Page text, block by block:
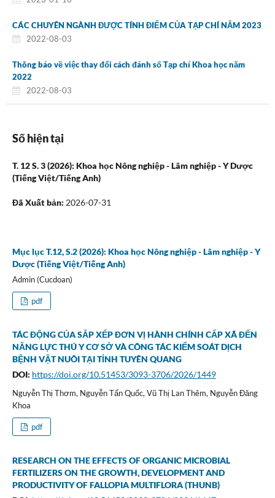
CÁC CHUYÊN NGÀNH ĐƯỢC TÍNH ĐIỂM CỦA TẠP CHÍ NĂM 2023
2022-08-03
Thông báo về việc thay đổi cách đánh số Tạp chí Khoa học năm
2022
2022-08-03
Số hiện tại
T. 12 S. 3 (2026): Khoa học Nông nghiệp - Lâm nghiệp - Y Dược
(Tiếng Việt/Tiếng Anh)
Đã Xuất bản: 2026-07-31
Mục lục T.12, S.2 (2026): Khoa học Nông nghiệp - Lâm nghiệp - Y
Dược (Tiếng Việt/Tiếng Anh)
Admin (Cucdoan)
pdf
TÁC ĐỘNG CỦA SẮP XẾP ĐƠN VỊ HÀNH CHÍNH CẤP XÃ ĐẾN
NĂNG LỰC THÚ Y CƠ SỞ VÀ CÔNG TÁC KIỂM SOÁT DỊCH
BỆNH VẬT NUÔI TẠI TỈNH TUYÊN QUANG
DOI: https://doi.org/10.51453/3093-3706/2026/1449
Nguyễn Thị Thơm, Nguyễn Tấn Quốc, Vũ Thị Lan Thêm, Nguyễn Đăng
Khoa
pdf
RESEARCH ON THE EFFECTS OF ORGANIC MICROBIAL
FERTILIZERS ON THE GROWTH, DEVELOPMENT AND
PRODUCTIVITY OF FALLOPIA MULTIFLORA (THUNB)